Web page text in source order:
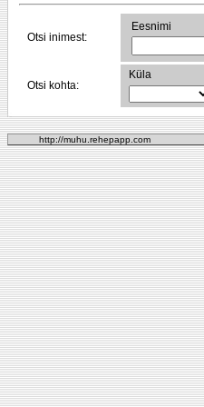
Otsi inimest:
Eesnimi
Otsi kohta:
Küla
http://muhu.rehepapp.com